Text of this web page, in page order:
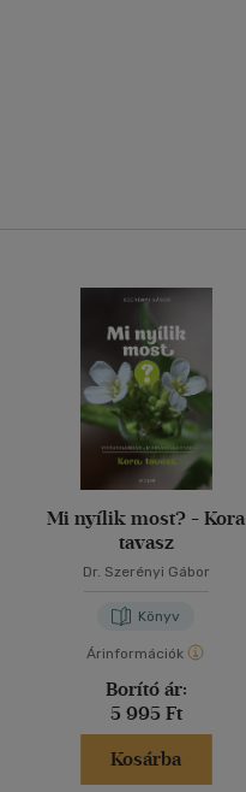
Mi nyílik most? - Kora
tavasz
Dr. Szerényi Gábor
Könyv
Árinformációk
Borító ár:
5 995 Ft
Kosárba